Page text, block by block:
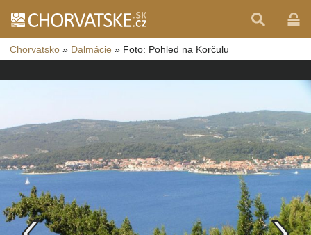
Chorvatsko » Dalmácie » Foto: Pohled na Korčulu